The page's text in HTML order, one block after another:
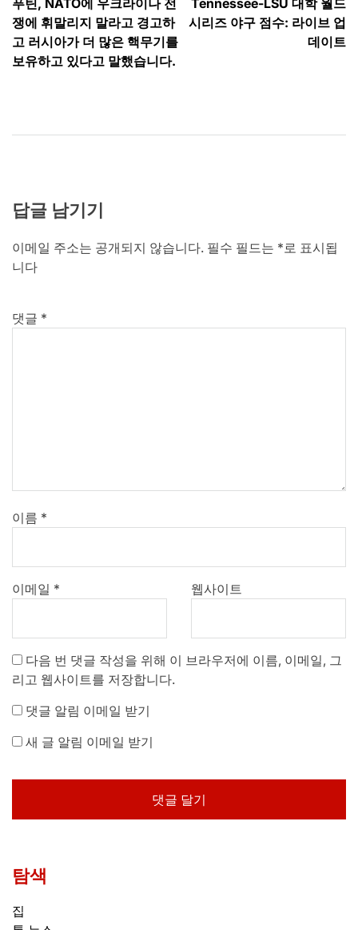
탐
색
쟁에 휘말리지 말라고 경고하
고 러시아가 더 많은 핵무기를
보유하고 있다고 말했습니다.
시리즈 야구 점수: 라이브 업
데이트
답글 남기기
이메일 주소는 공개되지 않습니다. 필수 필드는 * 로 표시됩
니다
댓글 *
이름 *
이메일 * 웹사이트
다음 번 댓글 작성을 위해 이 브라우저에 이름, 이메일, 그
리고 웹사이트를 저장합니다.
댓글 알림 이메일 받기
새 글 알림 이메일 받기
탐색
집